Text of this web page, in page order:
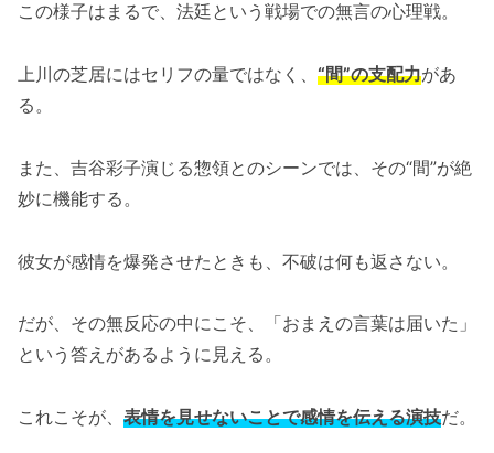
この様子はまるで、法廷という戦場での無言の心理戦。
上川の芝居にはセリフの量ではなく、 “間”の支配力があ
る。
また、吉谷彩子演じる惣領とのシーンでは、その“間”が絶
妙に機能する。
彼女が感情を爆発させたときも、不破は何も返さない。
だが、その無反応の中にこそ、「おまえの言葉は届いた」
という答えがあるように見える。
これこそが、 表情を見せないことで感情を伝える演技だ。